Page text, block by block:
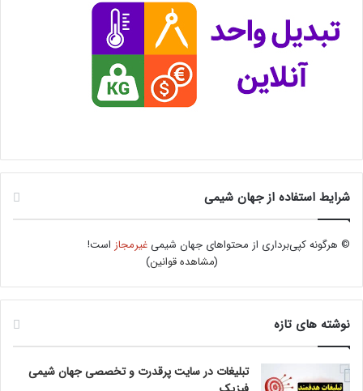
شرایط استفاده از جهان شیمی
© هرگونه کپی‌برداری از محتواهای جهان شیمیغیرمجاز است!
(مشاهده قوانین)
نوشته های تازه
تبلیغات در سایت پرقدرت و تخصصی جهان شیمی